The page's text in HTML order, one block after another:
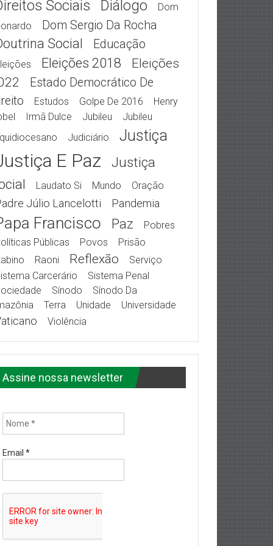
Sociais Diálogo
Dom
Dom Sergio Da Rocha
Social Educação
Eleições 2018
Eleições
Estado Democrático De
Estudos Golpe De 2016
Henry
Irmã Dulce Jubileu
Jubileu
Judiciário Justiça
E Paz
Justiça
Laudato Si Mundo Oração
Júlio Lancelotti Pandemia
Francisco Paz
Pobres
Públicas
Povos
Prisão
Raoni Reflexão
Serviço
Carcerário
Sistema Penal
Sínodo
Sínodo Da
Terra Unidade Universidade
Violência
Assine nossa newsletter
Email *